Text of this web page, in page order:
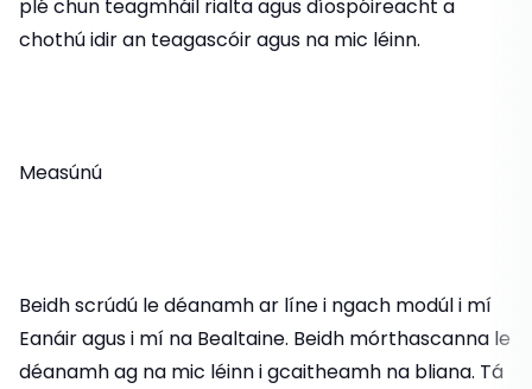
plé chun teagmháil rialta agus díospóireacht a
chothú idir an teagascóir agus na mic léinn.
Measúnú
Beidh scrúdú le déanamh ar líne i ngach modúl i mí
Eanáir agus i mí na Bealtaine. Beidh mórthascanna le
déanamh ag na mic léinn i gcaitheamh na bliana. Tá